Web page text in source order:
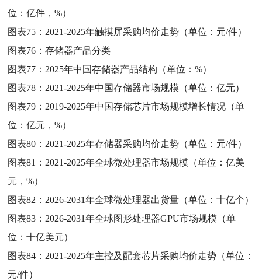
位：亿件，%）
图表75： 2021-2025年触摸屏采购均价走势（单位：元/件）
图表76：存储器产品分类
图表77： 2025年中国存储器产品结构（单位：%）
图表78： 2021-2025年中国存储器市场规模（单位：亿元）
图表79： 2019-2025年中国存储芯片市场规模增长情况（单
位：亿元，%）
图表80： 2021-2025年存储器采购均价走势（单位：元/件）
图表81： 2021-2025年全球微处理器市场规模（单位：亿美
元，%）
图表82： 2026-2031年全球微处理器出货量（单位：十亿个）
图表83： 2026-2031年全球图形处理器GPU市场规模（单
位：十亿美元）
图表84： 2021-2025年主控及配套芯片采购均价走势（单位：
元/件）